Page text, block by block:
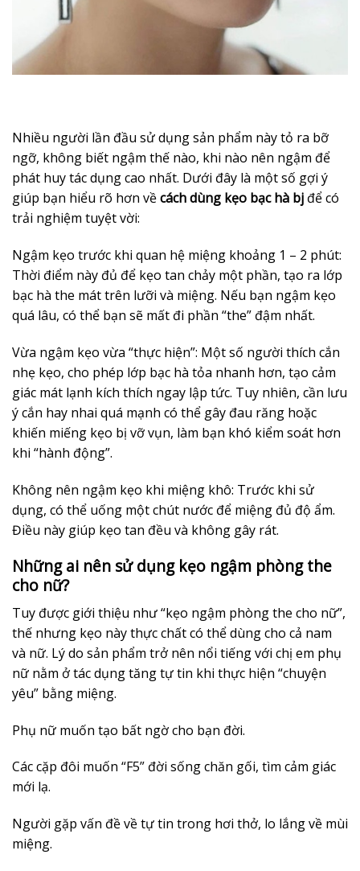
Nhiều người lần đầu sử dụng sản phẩm này tỏ ra bỡ
ngỡ, không biết ngậm thế nào, khi nào nên ngậm để
phát huy tác dụng cao nhất. Dưới đây là một số gợi ý
giúp bạn hiểu rõ hơn vềcách dùng kẹo bạc hà bj để có
trải nghiệm tuyệt vời:
Ngậm kẹo trước khi quan hệ miệng khoảng 1 – 2 phút:
Thời điểm này đủ để kẹo tan chảy một phần, tạo ra lớp
bạc hà the mát trên lưỡi và miệng. Nếu bạn ngậm kẹo
quá lâu, có thể bạn sẽ mất đi phần “the” đậm nhất.
Vừa ngậm kẹo vừa “thực hiện”: Một số người thích cắn
nhẹ kẹo, cho phép lớp bạc hà tỏa nhanh hơn, tạo cảm
giác mát lạnh kích thích ngay lập tức. Tuy nhiên, cần lưu
ý cắn hay nhai quá mạnh có thể gây đau răng hoặc
khiến miếng kẹo bị vỡ vụn, làm bạn khó kiểm soát hơn
khi “hành động”.
Không nên ngậm kẹo khi miệng khô: Trước khi sử
dụng, có thể uống một chút nước để miệng đủ độ ẩm.
Điều này giúp kẹo tan đều và không gây rát.
Những ai nên sử dụng kẹo ngậm phòng the
cho nữ?
Tuy được giới thiệu như “kẹo ngậm phòng the cho nữ”,
thế nhưng kẹo này thực chất có thể dùng cho cả nam
và nữ. Lý do sản phẩm trở nên nổi tiếng với chị em phụ
nữ nằm ở tác dụng tăng tự tin khi thực hiện “chuyện
yêu” bằng miệng.
Phụ nữ muốn tạo bất ngờ cho bạn đời.
Các cặp đôi muốn “F5” đời sống chăn gối, tìm cảm giác
mới lạ.
Người gặp vấn đề về tự tin trong hơi thở, lo lắng về mùi
miệng.